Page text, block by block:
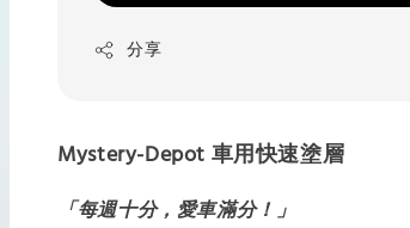
分享
Mystery-Depot 車用快速塗層
「每週十分，愛車滿分！」